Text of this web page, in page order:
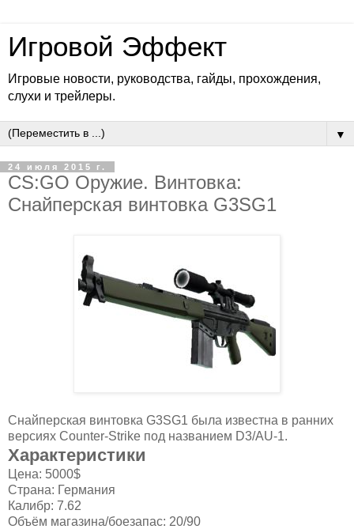
Игровой Эффект
Игровые новости, руководства, гайды, прохождения,
слухи и трейлеры.
▼
24 июля 2015 г.
CS:GO Оружие. Винтовка:
Снайперская винтовка G3SG1
Снайперская винтовка G3SG1 была известна в ранних
версиях Counter-Strike под названием D3/AU-1.
Характеристики
Цена: 5000$
Страна: Германия
Калибр: 7.62
Объём магазина/боезапас: 20/90